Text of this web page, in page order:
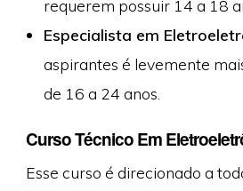
requerem possuir 14 a 18
Especialista em
aspirantes é levemente
de 16 a 24 anos.
Curso Técnico Em
Esse curso é direcionado a